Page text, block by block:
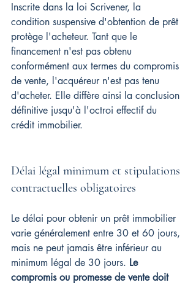
Inscrite dans la loi Scrivener, la
condition suspensive d'obtention de prêt
protège l'acheteur. Tant que le
financement n'est pas obtenu
conformément aux termes du compromis
de vente, l'acquéreur n'est pas tenu
d'acheter. Elle diffère ainsi la conclusion
définitive jusqu'à l'octroi effectif du
crédit immobilier.
Délai légal minimum et stipulations
contractuelles obligatoires
Le délai pour obtenir un prêt immobilier
varie généralement entre 30 et 60 jours,
mais ne peut jamais être inférieur au
minimum légal de 30 jours. Le
compromis ou promesse de vente doit